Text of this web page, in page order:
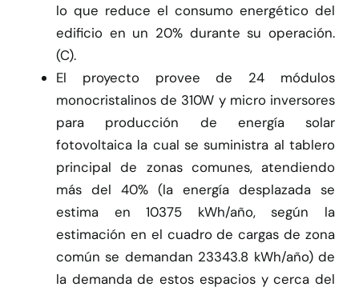
lo que reduce el consumo energético del
edificio en un 20% durante su operación.
(C).
El proyecto provee de 24 módulos
monocristalinos de 310W y micro inversores
para producción de energía solar
fotovoltaica la cual se suministra al tablero
principal de zonas comunes, atendiendo
más del 40% (la energía desplazada se
estima en 10375 kWh/año, según la
estimación en el cuadro de cargas de zona
común se demandan 23343.8 kWh/año) de
la demanda de estos espacios y cerca del